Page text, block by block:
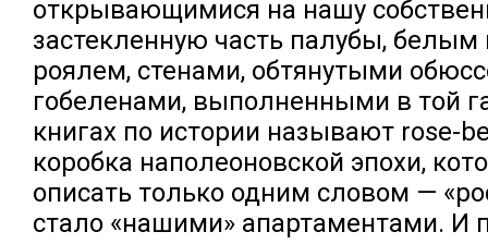
открывающимися на нашу
застекленную часть палубы,
роялем, стенами, обтянутыми
гобеленами, выполненными в той
книгах по истории называют rose-
коробка наполеоновской эпохи,
описать только одним словом —
стало «нашими» апартаментами. И